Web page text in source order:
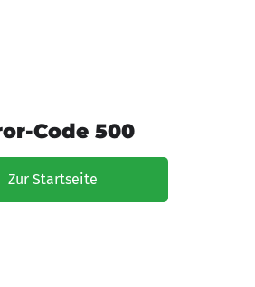
Code 500
Zur Startseite